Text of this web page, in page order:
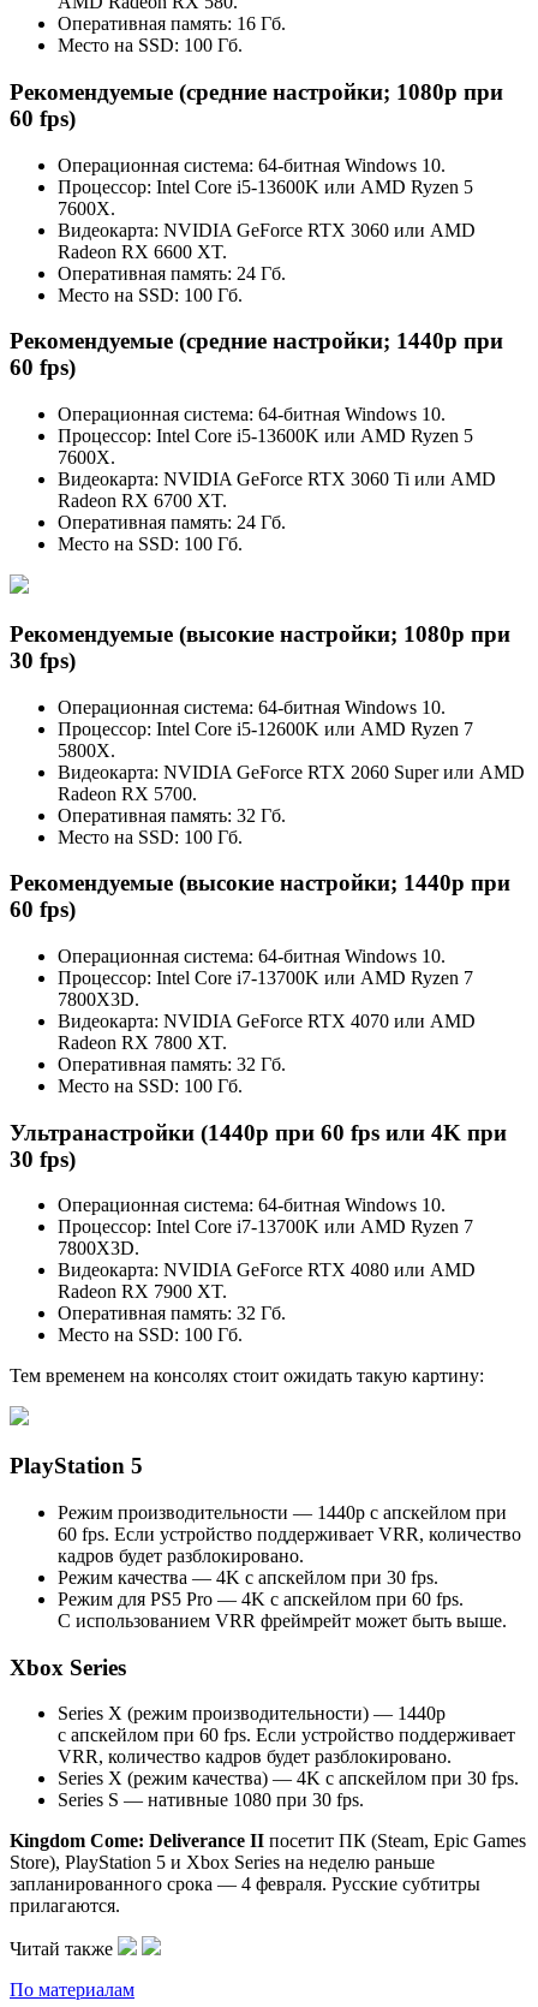
Оперативная память: 16 Гб.
Место на SSD: 100 Гб.
Рекомендуемые (средние настройки; 1080p при
60 fps)
Операционная система: 64-битная Windows 10.
Процессор: Intel Core i5-13600K или AMD Ryzen 5
7600X.
Видеокарта: NVIDIA GeForce RTX 3060 или AMD
Radeon RX 6600 XT.
Оперативная память: 24 Гб.
Место на SSD: 100 Гб.
Рекомендуемые (средние настройки; 1440p при
60 fps)
Операционная система: 64-битная Windows 10.
Процессор: Intel Core i5-13600K или AMD Ryzen 5
7600X.
Видеокарта: NVIDIA GeForce RTX 3060 Ti или AMD
Radeon RX 6700 XT.
Оперативная память: 24 Гб.
Место на SSD: 100 Гб.
Рекомендуемые (высокие настройки; 1080p при
30 fps)
Операционная система: 64-битная Windows 10.
Процессор: Intel Core i5-12600K или AMD Ryzen 7
5800X.
Видеокарта: NVIDIA GeForce RTX 2060 Super или AMD
Radeon RX 5700.
Оперативная память: 32 Гб.
Место на SSD: 100 Гб.
Рекомендуемые (высокие настройки; 1440p при
60 fps)
Операционная система: 64-битная Windows 10.
Процессор: Intel Core i7-13700K или AMD Ryzen 7
7800X3D.
Видеокарта: NVIDIA GeForce RTX 4070 или AMD
Radeon RX 7800 XT.
Оперативная память: 32 Гб.
Место на SSD: 100 Гб.
Ультранастройки (1440p при 60 fps или 4K при
30 fps)
Операционная система: 64-битная Windows 10.
Процессор: Intel Core i7-13700K или AMD Ryzen 7
7800X3D.
Видеокарта: NVIDIA GeForce RTX 4080 или AMD
Radeon RX 7900 XT.
Оперативная память: 32 Гб.
Место на SSD: 100 Гб.
Тем временем на консолях стоит ожидать такую картину:
PlayStation 5
Режим производительности — 1440p с апскейлом при
60 fps. Если устройство поддерживает VRR, количество
кадров будет разблокировано.
Режим качества — 4K с апскейлом при 30 fps.
Режим для PS5 Pro — 4K с апскейлом при 60 fps.
С использованием VRR фреймрейт может быть выше.
Xbox Series
Series X (режим производительности) — 1440p
с апскейлом при 60 fps. Если устройство поддерживает
VRR, количество кадров будет разблокировано.
Series X (режим качества) — 4K с апскейлом при 30 fps.
Series S — нативные 1080 при 30 fps.
Kingdom Come: Deliverance II посетит ПК (Steam, Epic Games
Store), PlayStation 5 и Xbox Series на неделю раньше
запланированного срока — 4 февраля. Русские субтитры
прилагаются.
Читай также
По материалам